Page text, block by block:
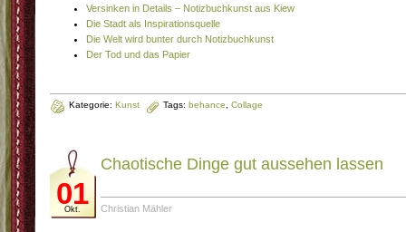
Versinken in Details – Notizbuchkunst aus Kiew
Die Stadt als Inspirationsquelle
Die Welt wird bunter durch Notizbuchkunst
Der Tod und das Papier
Kategorie: Kunst Tags: behance Collage
01
Okt.
Chaotische Dinge gut aussehen lassen
Christian Mähler